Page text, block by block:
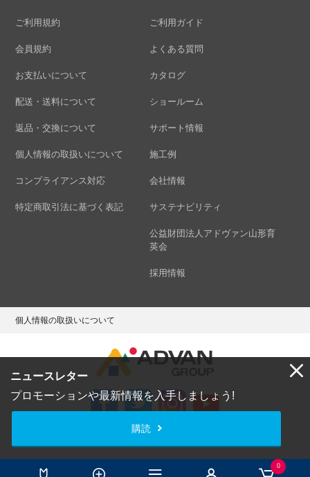
0
ニュースレター
プロモーションや最新情報を入手しましょう!
購読
ご利用規約
会員規約
お支払いについて
配送・送料について
返品・交換について
個人情報の取扱いについて
コンプライアンス対応
特定商取引法に基づく表記
ご利用ガイド
よくある質問
カタログ
ショールーム
サポート情報
施工例
会社情報
サステナビリティ
公益財団法人アドヴァン山形育
英会
採用情報
個人情報の取扱いについて